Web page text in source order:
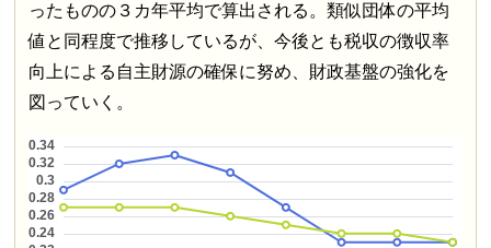
ったものの３カ年平均で算出される。類似団体の平均
値と同程度で推移しているが、今後とも税収の徴収率
向上による自主財源の確保に努め、財政基盤の強化を
図っていく。